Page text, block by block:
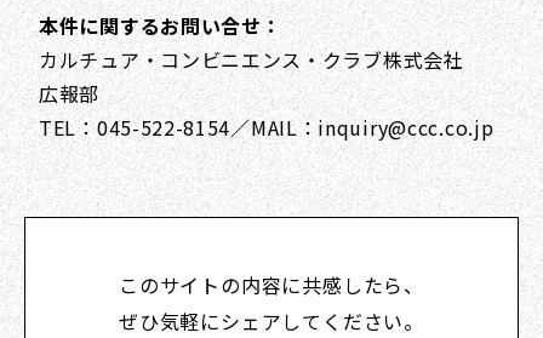
本件に関するお問い合せ：
カルチュア・コンビニエンス・クラブ株式会社
広報部
TEL：045-522-8154／MAIL：inquiry@ccc.co.jp
このサイトの内容に共感したら、
ぜひ気軽にシェアしてください。